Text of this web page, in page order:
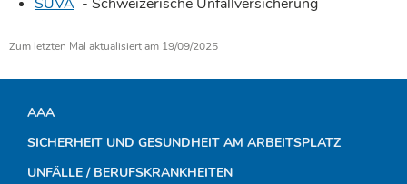
Zum letzten Mal aktualisiert am 19/09/2025
NAVIGATIONSMENÜ
AAA
SICHERHEIT UND GESUNDHEIT AM ARBEITSPLATZ
UNFÄLLE / BERUFSKRANKHEITEN